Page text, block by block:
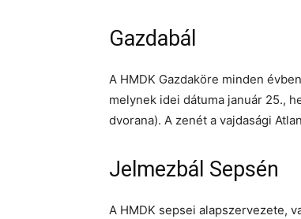
Gazdabál
A HMDK Gazdaköre minden
melynek idei dátuma január 25.,
dvorana). A zenét a vajdasági
Jelmezbál Sepsén
A HMDK sepsei alapszervezete,